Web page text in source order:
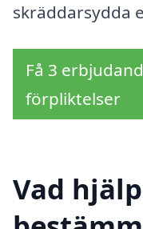
skräddarsydda
Få 3
förpliktelser
Vad